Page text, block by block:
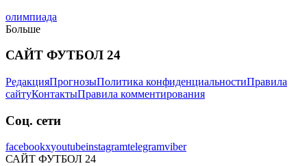
олимпиада
Больше
САЙТ ФУТБОЛ 24
РедакцияПрогнозыПолитика конфиденциальностиПравила
сайтуКонтактыПравила комментирования
Соц. сети
facebookxyoutubeinstagramtelegramviber
САЙТ ФУТБОЛ 24